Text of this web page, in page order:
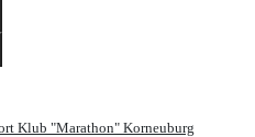
Klub "Marathon" Korneuburg